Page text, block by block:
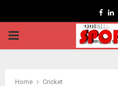
PRIMARY
Home
Cricket